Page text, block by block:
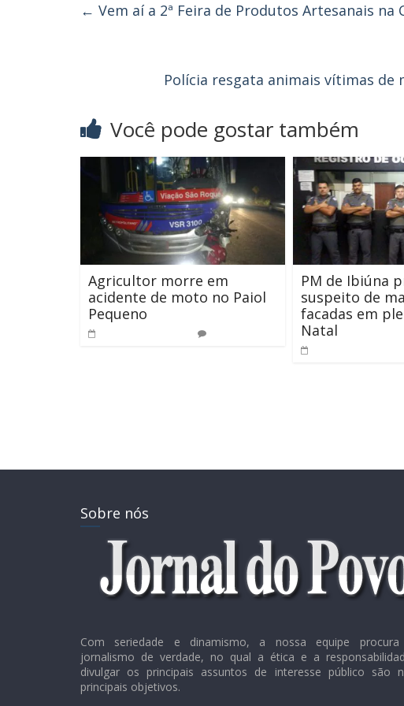
← Vem aí a 2ª Feira de Produtos Artesanais na
Polícia resgata animais vítimas
Você pode gostar também
Agricultor morre em
acidente de moto no Paiol
Pequeno
PM de Ibiúna
suspeito de
facadas em
Natal
Sobre nós
Com seriedade e dinamismo, a nossa equipe
jornalismo de verdade, no qual a ética e a
divulgar os principais assuntos de interesse público são
principais objetivos.